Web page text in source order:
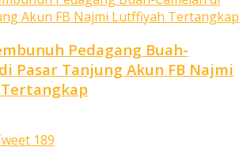
Pedagang Buah-
Pasar Tanjung Akun FB Najmi
189